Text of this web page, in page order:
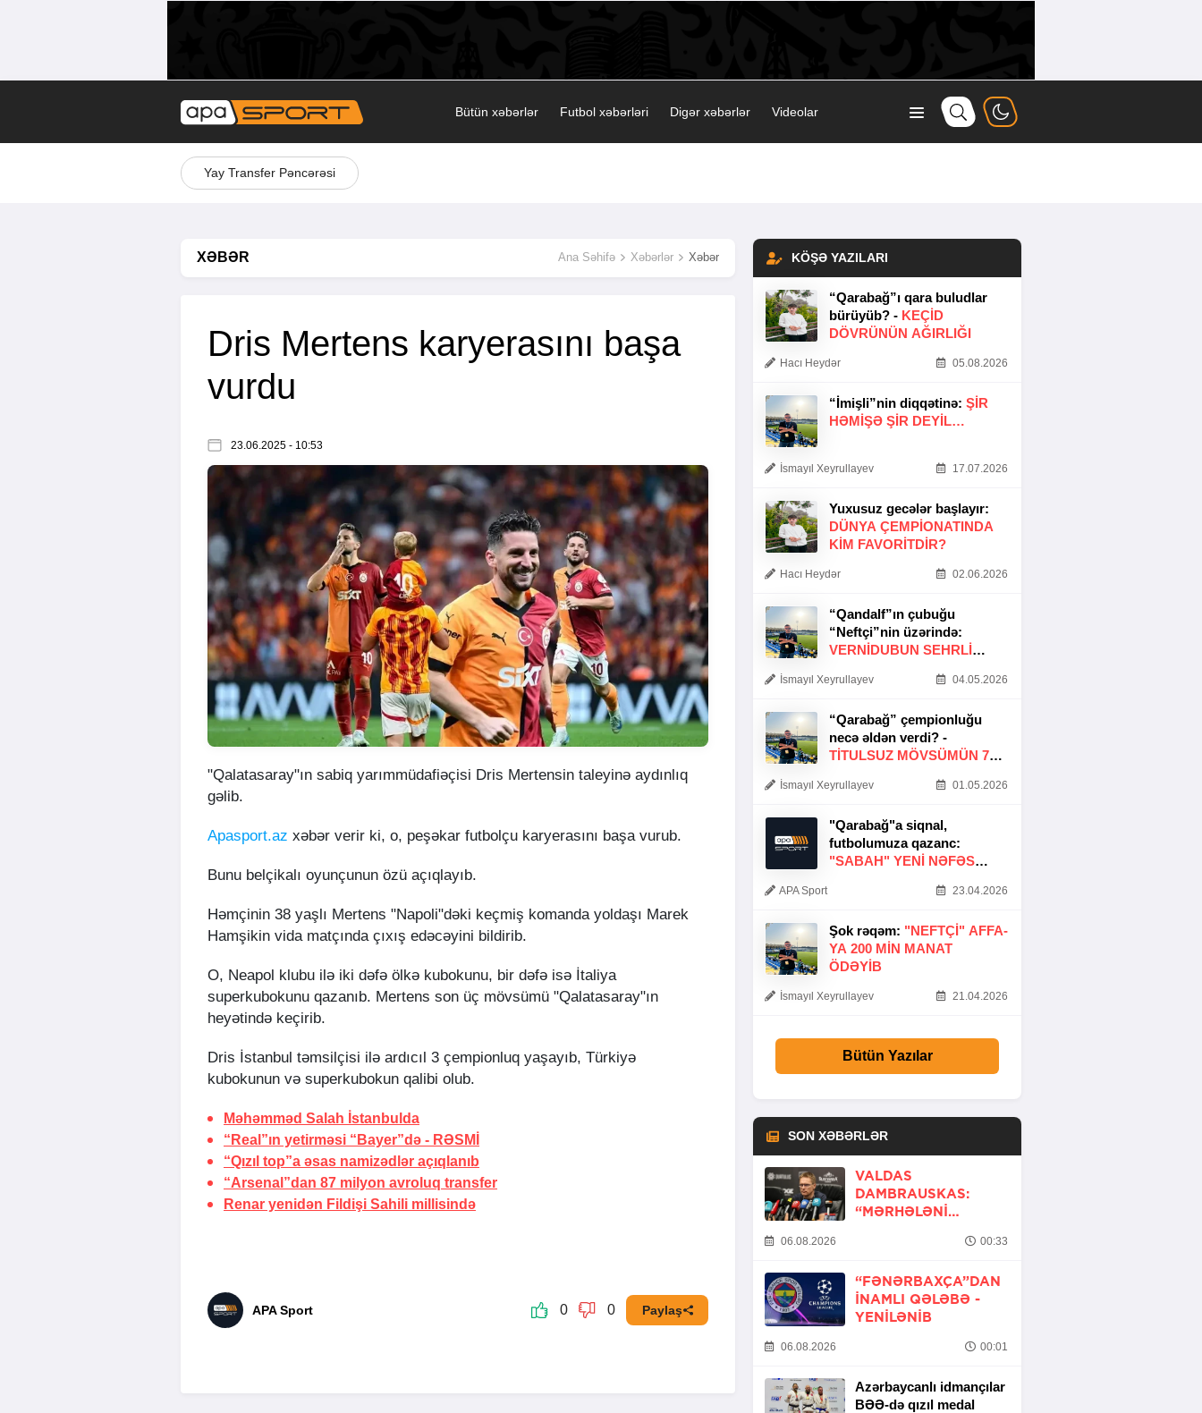
Bütün xəbərlər Futbol xəbərləri Digər xəbərlər Videolar
Yay Transfer Pəncərəsi
XƏBƏR Ana Səhifə Xəbərlər Xəbər
Dris Mertens karyerasını başa
vurdu
23.06.2025 - 10:53
"Qalatasaray"ın sabiq yarımmüdafiəçisi Dris Mertensin taleyinə aydınlıq
gəlib.
Apasport.az xəbər verir ki, o, peşəkar futbolçu karyerasını başa vurub.
Bunu belçikalı oyunçunun özü açıqlayıb.
Həmçinin 38 yaşlı Mertens "Napoli"dəki keçmiş komanda yoldaşı Marek
Hamşikin vida matçında çıxış edəcəyini bildirib.
O, Neapol klubu ilə iki dəfə ölkə kubokunu, bir dəfə isə İtaliya
superkubokunu qazanıb. Mertens son üç mövsümü "Qalatasaray"ın
heyətində keçirib.
Dris İstanbul təmsilçisi ilə ardıcıl 3 çempionluq yaşayıb, Türkiyə
kubokunun və superkubokun qalibi olub.
Məhəmməd Salah İstanbulda
“Real”ın yetirməsi “Bayer”də - RƏSMİ
“Qızıl top”a əsas namizədlər açıqlanıb
“Arsenal”dan 87 milyon avroluq transfer
Renar yenidən Fildişi Sahili millisində
APA Sport 0 0 Paylaş
KÖŞƏ YAZILARI
“Qarabağ”ı qara buludlar
bürüyüb? - KEÇID
DÖVRÜNÜN AĞIRLIĞI
Hacı Heydər 05.08.2026
“İmişli”nin diqqətinə: ŞIR
HƏMIŞƏ ŞIR DEYIL…
İsmayıl Xeyrullayev 17.07.2026
Yuxusuz gecələr başlayır:
DÜNYA ÇEMPIONATINDA
KIM FAVORITDIR?
Hacı Heydər 02.06.2026
“Qandalf”ın çubuğu
“Neftçi”nin üzərində:
VERNİDUBUN SEHRLİ
İsmayıl Xeyrullayev 04.05.2026
“Qarabağ” çempionluğu
necə əldən verdi? -
TITULSUZ MÖVSÜMÜN 7
İsmayıl Xeyrullayev 01.05.2026
"Qarabağ"a siqnal,
futbolumuza qazanc:
"SABAH" YENI NƏFƏS
APA Sport 23.04.2026
Şok rəqəm: "NEFTÇI" AFFA-
YA 200 MIN MANAT
ÖDƏYIB
İsmayıl Xeyrullayev 21.04.2026
Bütün Yazılar
SON XƏBƏRLƏR
VALDAS
DAMBRAUSKAS:
“MƏRHƏLƏNI
06.08.2026 00:33
“FƏNƏRBAXÇA”DAN
INAMLI QƏLƏBƏ -
YENİLƏNİB
06.08.2026 00:01
Azərbaycanlı idmançılar
BƏƏ-də qızıl medal